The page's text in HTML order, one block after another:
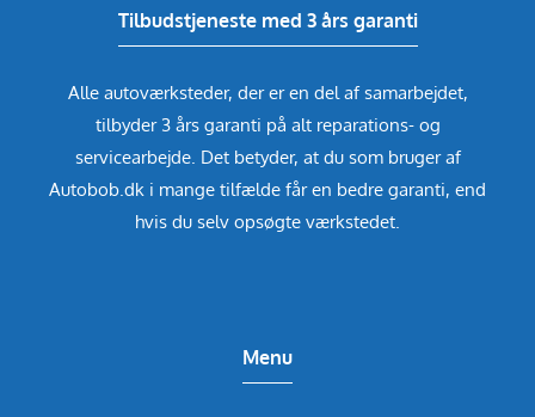
Tilbudstjeneste med 3 års garanti
Alle autoværksteder, der er en del af samarbejdet,
tilbyder 3 års garanti på alt reparations- og
servicearbejde. Det betyder, at du som bruger af
Autobob.dk i mange tilfælde får en bedre garanti, end
hvis du selv opsøgte værkstedet.
Menu